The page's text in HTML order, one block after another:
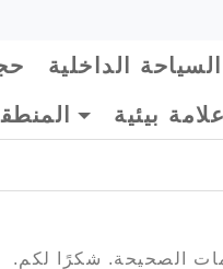
السياحة الداخلية
بيئية
الصحيحة. شكرًا لكم.